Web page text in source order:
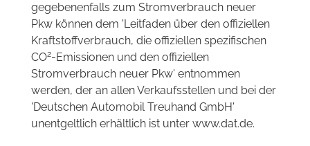
gegebenenfalls zum Stromverbrauch neuer
Pkw können dem 'Leitfaden über den offiziellen
Kraftstoffverbrauch, die offiziellen spezifischen
CO2-Emissionen und den offiziellen
Stromverbrauch neuer Pkw' entnommen
werden, der an allen Verkaufsstellen und bei der
'Deutschen Automobil Treuhand GmbH'
unentgeltlich erhältlich ist unter www.dat.de.